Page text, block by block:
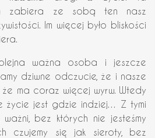
zabiera ze sobą ten nasz
Im więcej było bliskości
ważna osoba i jeszcze
dziwne odczucie, że i nasze
ma coraz więcej wyrw. Wtedy
życie jest gdzie indziej… Z tymi
ważni, bez których nie jesteśmy
czujemy się jak sieroty, bez